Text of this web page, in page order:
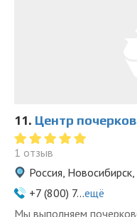
11. Центр
1 отзыв
Россия,
+7 (800) 7...ещё
Мы выполняем